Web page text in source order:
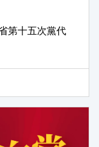
第十五次黨代